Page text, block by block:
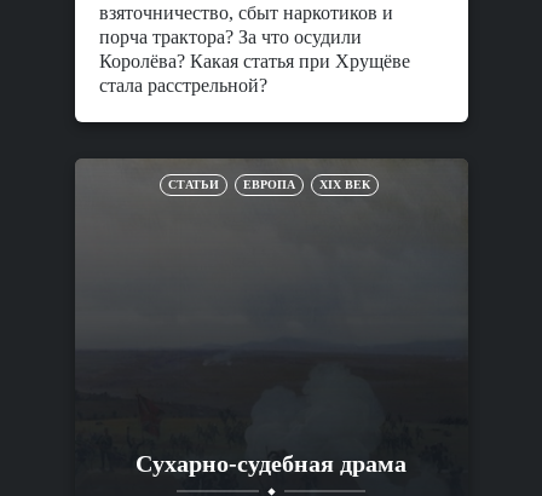
взяточничество, сбыт наркотиков и
порча трактора? За что осудили
Королёва? Какая статья при Хрущёве
стала расстрельной?
СТАТЬИ ЕВРОПА XIX ВЕК
Сухарно-судебная драма